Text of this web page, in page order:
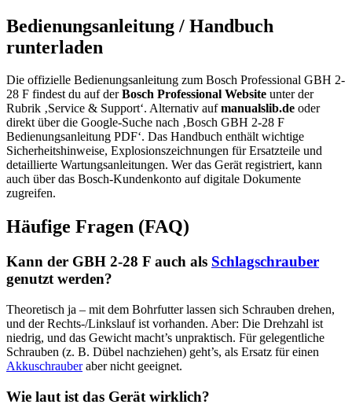
Bedienungsanleitung / Handbuch
runterladen
Die offizielle Bedienungsanleitung zum Bosch Professional GBH 2-
28 F findest du auf derBosch Professional Website unter der
Rubrik ‚Service & Support‘. Alternativ aufmanualslib.de oder
direkt über die Google-Suche nach ‚Bosch GBH 2-28 F
Bedienungsanleitung PDF‘. Das Handbuch enthält wichtige
Sicherheitshinweise, Explosionszeichnungen für Ersatzteile und
detaillierte Wartungsanleitungen. Wer das Gerät registriert, kann
auch über das Bosch-Kundenkonto auf digitale Dokumente
zugreifen.
Häufige Fragen (FAQ)
Kann der GBH 2-28 F auch als Schlagschrauber
genutzt werden?
Theoretisch ja – mit dem Bohrfutter lassen sich Schrauben drehen,
und der Rechts-/Linkslauf ist vorhanden. Aber: Die Drehzahl ist
niedrig, und das Gewicht macht’s unpraktisch. Für gelegentliche
Schrauben (z. B. Dübel nachziehen) geht’s, als Ersatz für einen
Akkuschrauberaber nicht geeignet.
Wie laut ist das Gerät wirklich?